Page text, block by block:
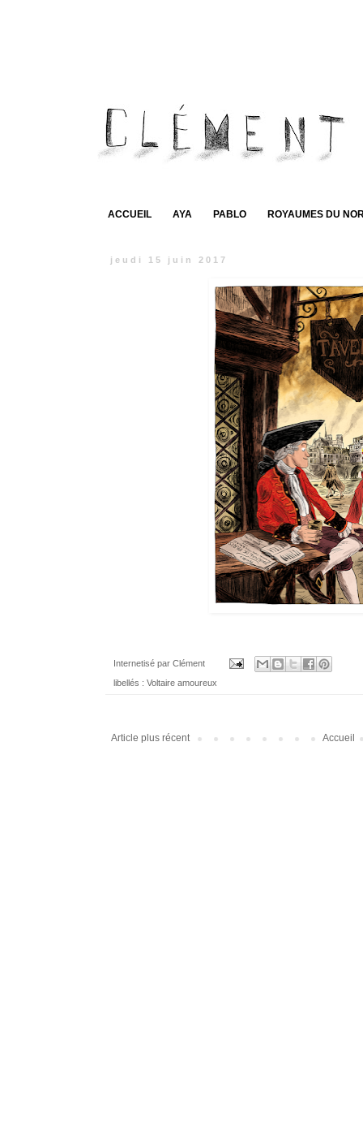
ACCUEIL AYA PABLO ROYAUMES DU
jeudi 15 juin 2017
Internetisé par Clément
libellés : Voltaire amoureux
Article plus récent Accueil